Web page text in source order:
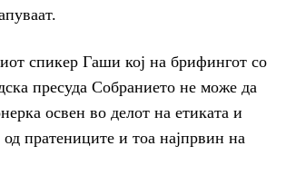
спикер Гаши кој на брифингот со
пресуда Собранието не може да
освен во делот на етиката и
пратениците и тоа најпрвин на